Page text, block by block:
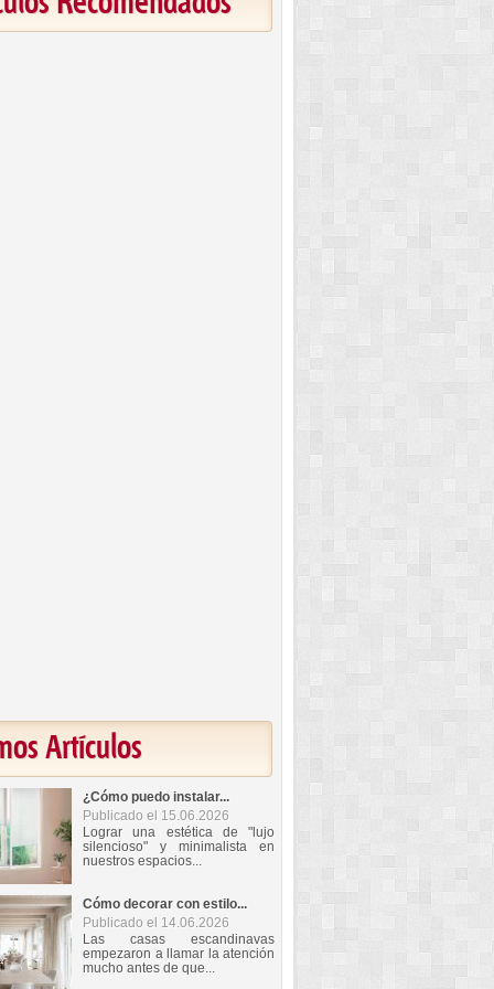
Artículos
¿Cómo puedo instalar...
Publicado el 15.06.2026
Lograr una estética de "lujo
silencioso" y minimalista en
nuestros espacios...
Cómo decorar con estilo...
Publicado el 14.06.2026
Las casas escandinavas
empezaron a llamar la atención
mucho antes de que...